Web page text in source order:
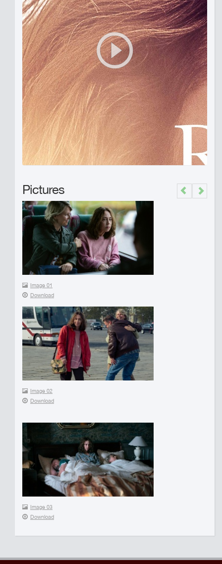
Pictures
Image 01
Download
Image 02
Download
Image 03
Download
Previous
Next